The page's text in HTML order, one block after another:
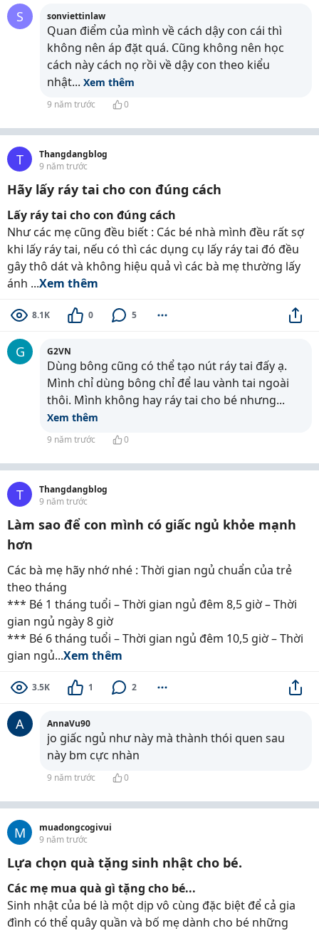
S sonviettinlaw
Quan điểm của mình về cách dậy con cái thì
không nên áp đặt quá. Cũng không nên học
cách này cách nọ rồi về dậy con theo kiểu
nhật... Xem thêm
9 năm trước 0
T
Thangdangblog
9 năm trước
Hãy lấy ráy tai cho con đúng cách
Lấy ráy tai cho con đúng cách
Như các mẹ cũng đều biết : Các bé nhà mình đều rất sợ
khi lấy ráy tai, nếu có thì các dụng cụ lấy ráy tai đó đều
gây thô dát và không hiệu quả vì các bà mẹ thường lấy
ánh ...Xem thêm
8.1K 0 5
G G2VN
Dùng bông cũng có thể tạo nút ráy tai đấy ạ.
Mình chỉ dùng bông chỉ để lau vành tai ngoài
thôi. Mình không hay ráy tai cho bé nhưng...
Xem thêm
9 năm trước 0
T
Thangdangblog
9 năm trước
Làm sao để con mình có giấc ngủ khỏe mạnh
hơn
Các bà mẹ hãy nhớ nhé : Thời gian ngủ chuẩn của trẻ
theo tháng
*** Bé 1 tháng tuổi – Thời gian ngủ đêm 8,5 giờ – Thời
gian ngủ ngày 8 giờ
*** Bé 6 tháng tuổi – Thời gian ngủ đêm 10,5 giờ – Thời
gian ngủ...Xem thêm
3.5K 1 2
A AnnaVu90
jo giấc ngủ như này mà thành thói quen sau
này bm cực nhàn
9 năm trước 0
M
muadongcogivui
9 năm trước
Lựa chọn quà tặng sinh nhật cho bé.
Các mẹ mua quà gì tặng cho bé...
Sinh nhật của bé là một dịp vô cùng đặc biệt để cả gia
đình có thể quây quần và bố mẹ dành cho bé những